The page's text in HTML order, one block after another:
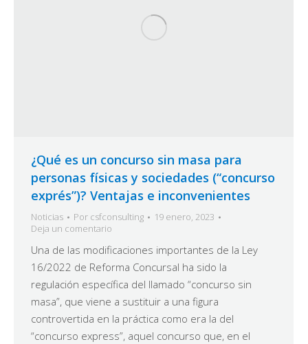
¿Qué es un concurso sin masa para
personas físicas y sociedades (“concurso
exprés”)? Ventajas e inconvenientes
Noticias Por csfconsulting
19 enero, 2023
Deja un comentario
Una de las modificaciones importantes de la Ley
16/2022 de Reforma Concursal ha sido la
regulación específica del llamado “concurso sin
masa”, que viene a sustituir a una figura
controvertida en la práctica como era la del
“concurso express”, aquel concurso que, en el